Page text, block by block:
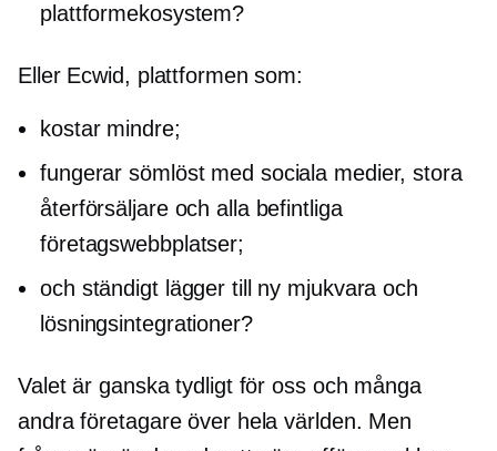
plattformekosystem?
Eller Ecwid, plattformen som:
kostar mindre;
fungerar sömlöst med sociala medier, stora
återförsäljare och alla befintliga
företagswebbplatser;
och ständigt lägger till ny mjukvara och
lösningsintegrationer?
Valet är ganska tydligt för oss och många
andra företagare över hela världen. Men